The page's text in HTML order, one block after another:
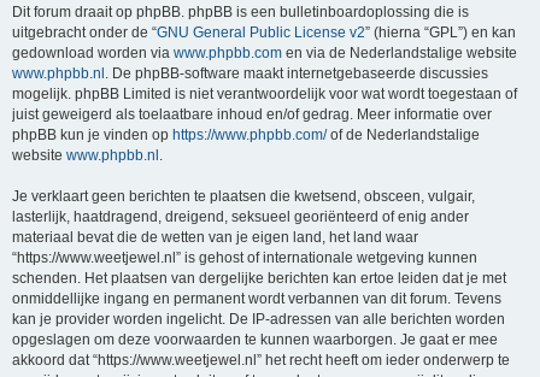
Dit forum draait op phpBB. phpBB is een bulletinboardoplossing die is
uitgebracht onder de “GNU General Public License v2” (hierna “GPL”) en kan
gedownload worden via www.phpbb.com en via de Nederlandstalige website
www.phpbb.nl . De phpBB-software maakt internetgebaseerde discussies
mogelijk. phpBB Limited is niet verantwoordelijk voor wat wordt toegestaan of
juist geweigerd als toelaatbare inhoud en/of gedrag. Meer informatie over
phpBB kun je vinden op https://www.phpbb.com/of de Nederlandstalige
website www.phpbb.nl .
Je verklaart geen berichten te plaatsen die kwetsend, obsceen, vulgair,
lasterlijk, haatdragend, dreigend, seksueel georiënteerd of enig ander
materiaal bevat die de wetten van je eigen land, het land waar
“https://www.weetjewel.nl” is gehost of internationale wetgeving kunnen
schenden. Het plaatsen van dergelijke berichten kan ertoe leiden dat je met
onmiddellijke ingang en permanent wordt verbannen van dit forum. Tevens
kan je provider worden ingelicht. De IP-adressen van alle berichten worden
opgeslagen om deze voorwaarden te kunnen waarborgen. Je gaat er mee
akkoord dat “https://www.weetjewel.nl” het recht heeft om ieder onderwerp te